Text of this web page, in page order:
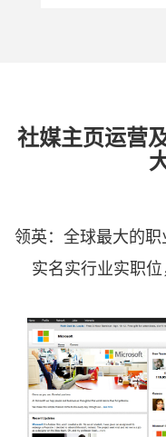
社媒主页运营
领英：全球最大的
实名实行业实职